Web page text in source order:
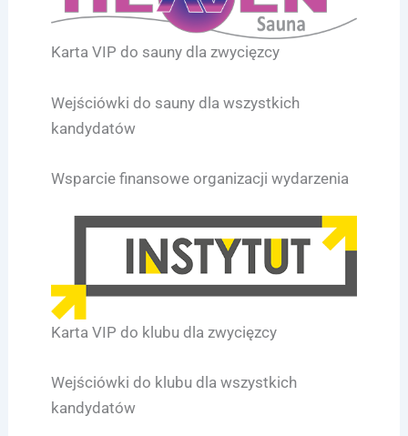
Karta VIP do sauny dla zwycięzcy
Wejściówki do sauny dla wszystkich
kandydatów
Wsparcie finansowe organizacji wydarzenia
Karta VIP do klubu dla zwycięzcy
Wejściówki do klubu dla wszystkich
kandydatów